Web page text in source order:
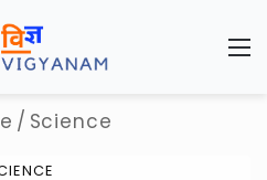
/ Science